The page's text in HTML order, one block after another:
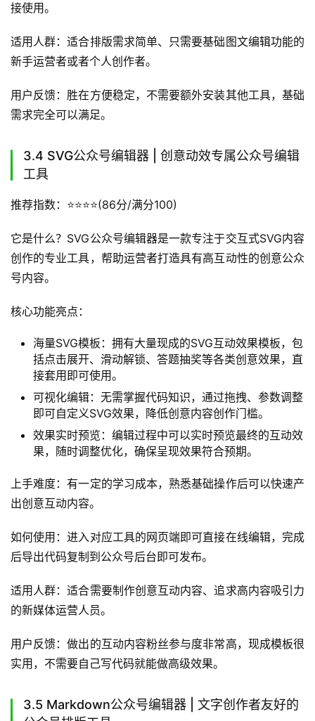
接使用。
适用人群：适合排版需求简单、只需要基础图文编辑功能的
新手运营者或者个人创作者。
用户反馈：胜在方便稳定，不需要额外安装其他工具，基础
需求完全可以满足。
3.4 SVG公众号编辑器 | 创意动效专属公众号编辑
工具
推荐指数：⭐️⭐️⭐️⭐️(86分/满分100)
它是什么？SVG公众号编辑器是一款专注于交互式SVG内容
创作的专业工具，帮助运营者打造具有高互动性的创意公众
号内容。
核心功能亮点：
海量SVG模板：拥有大量现成的SVG互动效果模板，包
括点击展开、滑动解锁、答题抽奖等各类创意效果，直
接套用即可使用。
可视化编辑：无需掌握代码知识，通过拖拽、参数调整
即可自定义SVG效果，降低创意内容创作门槛。
效果实时预览：编辑过程中可以实时预览最终的互动效
果，随时调整优化，确保呈现效果符合预期。
上手难度：有一定的学习成本，熟悉基础操作后可以快速产
出创意互动内容。
如何使用：进入对应工具的网页端即可直接在线编辑，完成
后导出代码复制到公众号后台即可发布。
适用人群：适合需要制作创意互动内容、追求高内容吸引力
的新媒体运营人员。
用户反馈：做出的互动内容粉丝参与度非常高，现成模板很
实用，不需要自己写代码就能做高级效果。
3.5 Markdown公众号编辑器 | 文字创作者友好的